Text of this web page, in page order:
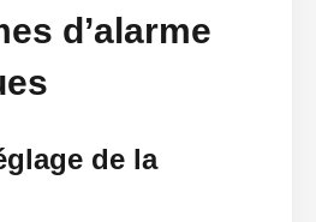
d’alarme
de la